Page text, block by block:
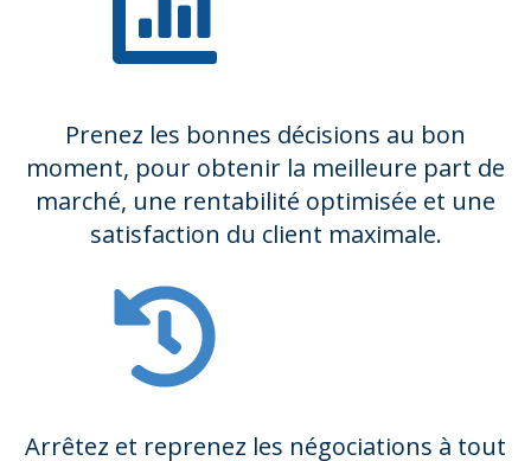
Prenez les bonnes décisions au bon
moment, pour obtenir la meilleure part de
marché, une rentabilité optimisée et une
satisfaction du client maximale.
Arrêtez et reprenez les négociations à tout